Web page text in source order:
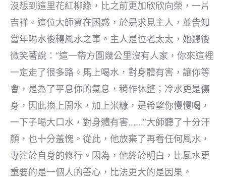
沒想到這里花紅柳綠，比之前更加欣欣向榮，一片
吉祥。這位大師實在困惑，於是求見主人，並告知
當年喝水後轉風水之事。主人是位老太太，她聽後
微笑著說：“這一帶方圓幾公里沒有人家，你來這裡
一定走了很多路。馬上喝水，對身體有害，讓你等
會，是為了平息你的氣息，稍作休整；冷水更是傷
身，因此換上開水，加上米糠，是希望你慢慢喝，
一下子喝大口水，對身體有害……”大師聽了十分汗
顏，也十分羞愧。從此，他放棄了再看任何風水，
專注於自身的修行。因為，他終於明白，比風水更
重要的是一個人的善心，比法更大的是因果。